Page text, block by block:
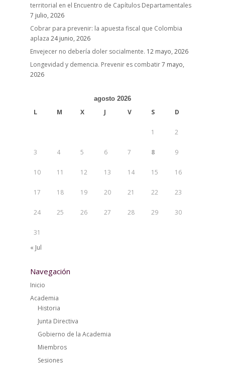
territorial en el Encuentro de Capítulos Departamentales
7 julio, 2026
Cobrar para prevenir: la apuesta fiscal que Colombia
aplaza 24 junio, 2026
Envejecer no debería doler socialmente. 12 mayo, 2026
Longevidad y demencia. Prevenir es combatir7 mayo,
2026
agosto 2026
L M X J V S D
1 2
3 4 5 6 7 8 9
10 11 12 13 14 15 16
17 18 19 20 21 22 23
24 25 26 27 28 29 30
31
« Jul
Navegación
Inicio
Academia
Historia
Junta Directiva
Gobierno de la Academia
Miembros
Sesiones